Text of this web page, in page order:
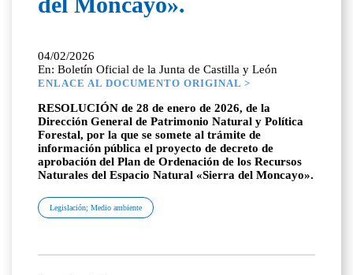
04/02/2026
En: Boletín Oficial de la Junta de Castilla y León
ENLACE AL DOCUMENTO ORIGINAL >
RESOLUCIÓN de 28 de enero de 2026, de la
Dirección General de Patrimonio Natural y Política
Forestal, por la que se somete al trámite de
información pública el proyecto de decreto de
aprobación del Plan de Ordenación de los Recursos
Naturales del Espacio Natural «Sierra del Moncayo».
Legislación; Medio ambiente